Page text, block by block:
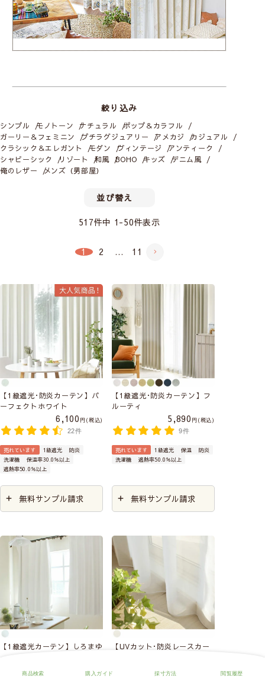
絞り込み
シンプル モノトーン ナチュラル
ポップ＆カラフル
ガーリー＆フェミニン
プチラグジュアリー アメカジ
カジュアル
クラシック＆エレガント
モダン ヴィンテージ
アンティーク
シャビーシック
リゾート 和風 BOHO キッズ
デニム風
俺のレザー
メンズ（男部屋）
並び替え
517件中 1 -50件表示
1 2 … 11
【1級遮光･防炎カーテン】パ
ーフェクトホワイト
6,100
税込
22件
売れています 1級遮光
防炎
洗濯機
保温率30.0％以上
遮熱率50.0％以上
無料サンプル請求
【1級遮光･防炎カーテン】フ
ルーティ
5,890
税込
9件
売れています 1級遮光 保温
防炎
洗濯機
遮熱率50.0％以上
無料サンプル請求
【1級遮光カーテン】しろまゆ
【UVカット･防炎レースカー
4,790